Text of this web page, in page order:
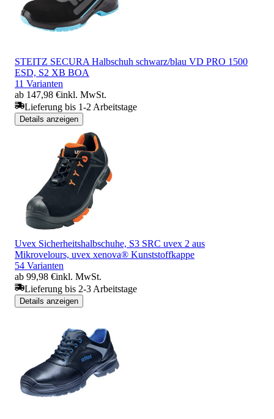
STEITZ SECURA Halbschuh schwarz/blau VD PRO 1500
ESD, S2 XB BOA
11 Varianten
ab 147,98 €inkl. MwSt.
Lieferung bis 1-2 Arbeitstage
Details anzeigen
Uvex Sicherheitshalbschuhe, S3 SRC uvex 2 aus
Mikrovelours, uvex xenova® Kunststoffkappe
54 Varianten
ab 99,98 €inkl. MwSt.
Lieferung bis 2-3 Arbeitstage
Details anzeigen